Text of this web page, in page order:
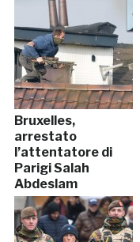
Bruxelles,
arrestato
l’attentatore di
Parigi Salah
Abdeslam